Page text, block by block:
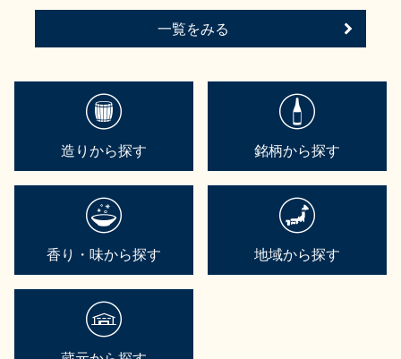
一覧をみる
造りから探す 銘柄から探す
香り・味から探す 地域から探す